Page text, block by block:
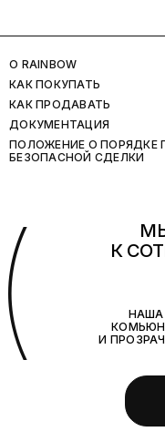
O RAINBOW
КАК ПОКУПАТЬ
КАК ПРОДАВАТЬ
ДОКУМЕНТАЦИЯ
ПОЛОЖЕНИЕ О ПОРЯДКЕ
БЕЗОПАСНОЙ СДЕЛКИ
К
НАША
И